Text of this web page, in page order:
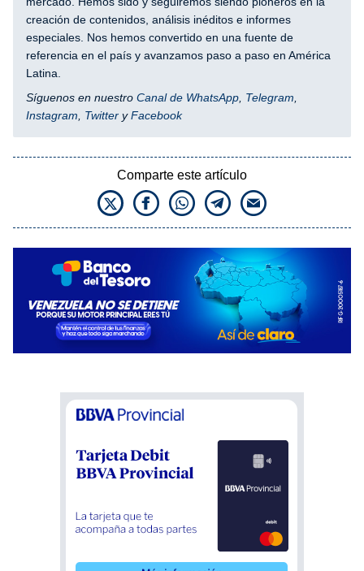
creación de contenidos, análisis inéditos e informes
especiales. Nos hemos convertido en una fuente de
referencia en el país y avanzamos paso a paso en América
Latina.
Síguenos en nuestro Canal de WhatsApp Telegram
Instagram
Twitter yFacebook
Comparte este artículo